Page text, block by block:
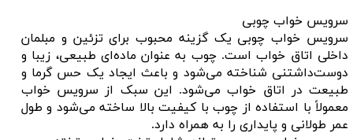
سرویس خواب چوبی
سرویس خواب چوبی یک گزینه محبوب برای تزئین و مبلمان
داخلی اتاق خواب است. چوب به عنوان ماده‌ای طبیعی، زیبا و
دوست‌داشتنی شناخته می‌شود و باعث ایجاد یک حس گرما و
طبیعت در اتاق خواب می‌شود. این سبک از سرویس خواب
معمولاً با استفاده از چوب با کیفیت بالا ساخته می‌شود و طول
عمر طولانی و پایداری را به همراه دارد.